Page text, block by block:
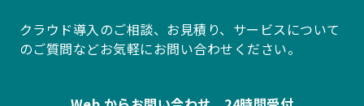
クラウド導入のご相談、お見積り、サービスについて
のご質問などお気軽にお問い合わせください。